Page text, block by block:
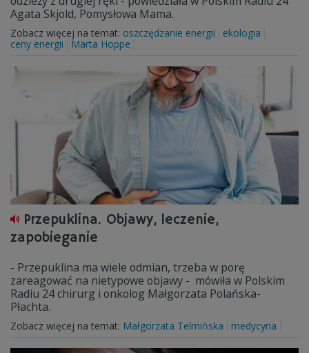
Agata Skjold, Pomysłowa Mama.
Zobacz więcej na temat: oszczędzanie energii
ekologia
ceny energii
Marta Hoppe
Przepuklina. Objawy, leczenie,
zapobieganie
- Przepuklina ma wiele odmian, trzeba w porę
zareagować na nietypowe objawy - mówiła w Polskim
Radiu 24 chirurg i onkolog Małgorzata Polańska-
Płachta.
Zobacz więcej na temat: Małgorzata Telmińska medycyna